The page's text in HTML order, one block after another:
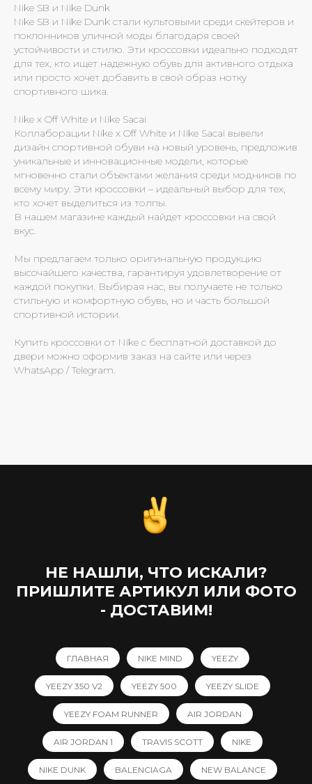
Nike SB и Nike Dunk
Nike SB и Nike Dunk стали культовыми среди скейтеров и
поклонников уличной моды благодаря своей
устойчивости и стилю. Эти кроссовки идеально подходят
для тех, кто ищет надежную обувь для активного отдыха
или просто хочет добавить в свой образ нотку
спортивного шика.
Nike x Off White и Nike Sacai
Коллаборации Nike x Off White и Nike Sacai вывели
дизайн спортивной обуви на новый уровень, предложив
уникальные и инновационные модели, которые
мгновенно стали объектами желания среди модников по
всему миру. Эти кроссовки – идеальный выбор для тех,
кто хочет выделиться из толпы.
В нашем магазине каждый найдет кроссовки на свой
вкус.
Мы предлагаем только оригинальную продукцию
высочайшего качества, гарантируя удовлетворение от
каждой покупки. Выбирая нас, вы получаете не только
стильную и комфортную обувь, но и часть большой
спортивной истории.
Купить кроссовки от Nike с бесплатной доставкой до
двери можно оформив заказ на сайте или через
WhatsApp / Telegram.
НЕ НАШЛИ, ЧТО ИСКАЛИ?
ПРИШЛИТЕ АРТИКУЛ ИЛИ ФОТО
- ДОСТАВИМ!
ГЛАВНАЯ NIKE MIND YEEZY
YEEZY 350 V2 YEEZY 500 YEEZY SLIDE
YEEZY FOAM RUNNER AIR JORDAN
AIR JORDAN 1 TRAVIS SCOTT NIKE
NIKE DUNK BALENCIAGA NEW BALANCE